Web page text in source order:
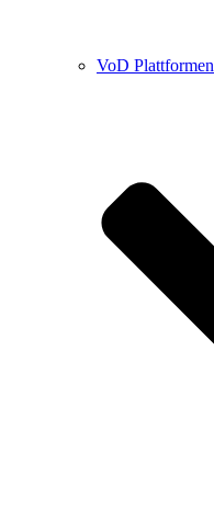
VoD Plattformen